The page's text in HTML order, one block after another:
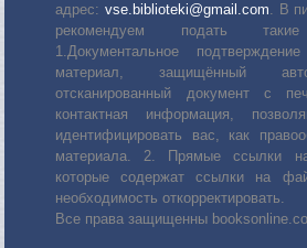
адрес: vse.biblioteki@gmail.com. В
рекомендуем подать
1.Документальное
материал, защищённый
отсканированный документ с
контактная информация,
идентифицировать вас, как
материала. 2. Прямые ссылки
которые содержат ссылки на
необходимость откорректировать.
Все права защищенны